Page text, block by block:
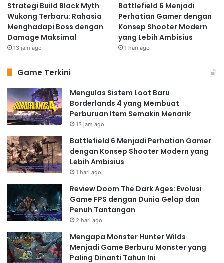
Strategi Build Black Myth
Wukong Terbaru: Rahasia
Menghadapi Boss dengan
Damage Maksimal
13 jam ago
Battlefield 6 Menjadi
Perhatian Gamer dengan
Konsep Shooter Modern
yang Lebih Ambisius
1 hari ago
Game Terkini
Mengulas Sistem Loot Baru
Borderlands 4 yang Membuat
Perburuan Item Semakin Menarik
13 jam ago
Battlefield 6 Menjadi Perhatian Gamer
dengan Konsep Shooter Modern yang
Lebih Ambisius
1 hari ago
Review Doom The Dark Ages: Evolusi
Game FPS dengan Dunia Gelap dan
Penuh Tantangan
2 hari ago
Mengapa Monster Hunter Wilds
Menjadi Game Berburu Monster yang
Paling Dinanti Tahun Ini